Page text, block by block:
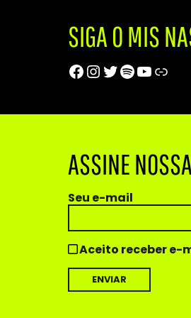
SIGA O MIS
Facebook
Instagram
Twitter
Spotify
Trip
ASSINE
Seu e-mail
Aceito receber e-